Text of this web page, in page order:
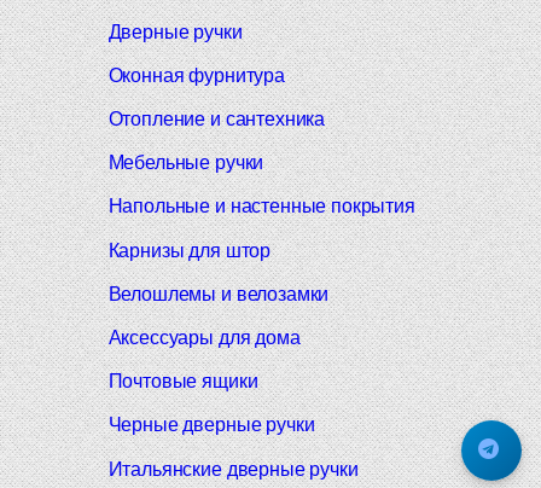
Дверные ручки
Оконная фурнитура
Отопление и сантехника
Мебельные ручки
Напольные и настенные покрытия
Карнизы для штор
Велошлемы и велозамки
Аксессуары для дома
Почтовые ящики
Черные дверные ручки
Итальянские дверные ручки